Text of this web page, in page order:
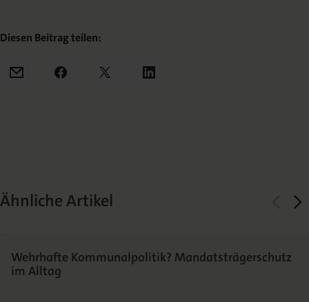
Diesen Beitrag teilen:
Mail Facebook
X LinkedIn
Ähnliche Artikel
Wehrhafte Kommunalpolitik? Mandatsträgerschutz
im Alltag